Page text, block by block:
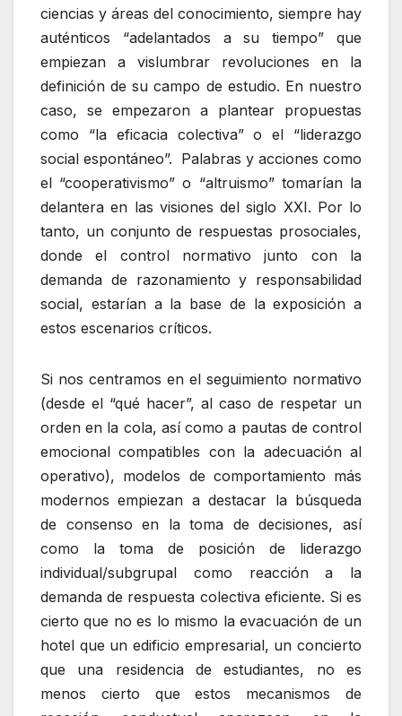
ciencias y áreas del conocimiento, siempre hay
auténticos “adelantados a su tiempo” que
empiezan a vislumbrar revoluciones en la
definición de su campo de estudio. En nuestro
caso, se empezaron a plantear propuestas
como “la eficacia colectiva” o el “liderazgo
social espontáneo”. Palabras y acciones como
el “cooperativismo” o “altruismo” tomarían la
delantera en las visiones del siglo XXI. Por lo
tanto, un conjunto de respuestas prosociales,
donde el control normativo junto con la
demanda de razonamiento y responsabilidad
social, estarían a la base de la exposición a
estos escenarios críticos.
Si nos centramos en el seguimiento normativo
(desde el “qué hacer”, al caso de respetar un
orden en la cola, así como a pautas de control
emocional compatibles con la adecuación al
operativo), modelos de comportamiento más
modernos empiezan a destacar la búsqueda
de consenso en la toma de decisiones, así
como la toma de posición de liderazgo
individual/subgrupal como reacción a la
demanda de respuesta colectiva eficiente. Si es
cierto que no es lo mismo la evacuación de un
hotel que un edificio empresarial, un concierto
que una residencia de estudiantes, no es
menos cierto que estos mecanismos de